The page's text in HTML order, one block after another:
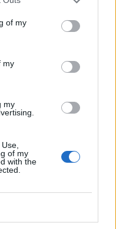
of my
my
my
of my
with the
in de
het
Stengs
Shaqueel
komt er nieuw